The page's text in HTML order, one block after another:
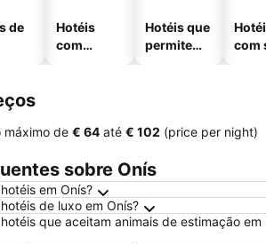
de
Hotéis
com
Hotéis que
permitem
com
máximo de ‎€ 64 até ‎€ 102 (price per night)
sobre Onís
em Onís?
de luxo em Onís?
que aceitam animais de estimação em